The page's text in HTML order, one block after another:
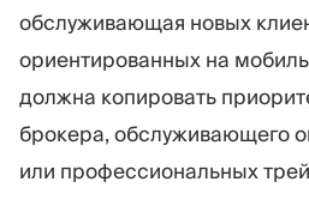
обслуживающая новых
ориентированных на
должна копировать
брокера, обслуживающего
или профессиональных